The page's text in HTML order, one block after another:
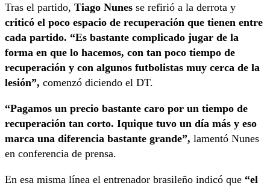
Tras el partido, Tiago Nunes se refirió a la derrota y
criticó el poco espacio de recuperación que tienen entre
cada partido. “Es bastante complicado jugar de la
forma en que lo hacemos, con tan poco tiempo de
recuperación y con algunos futbolistas muy cerca de la
lesión”, comenzó diciendo el DT.
“Pagamos un precio bastante caro por un tiempo de
recuperación tan corto. Iquique tuvo un día más y eso
marca una diferencia bastante grande”, lamentó Nunes
en conferencia de prensa.
En esa misma línea el entrenador brasileño indicó que “el